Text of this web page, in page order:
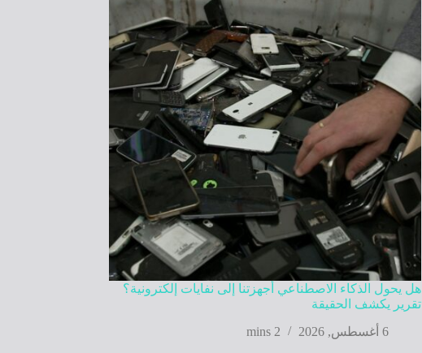
هل يحول الذكاء الاصطناعي أجهزتنا إلى نفايات إلكترونية؟
تقرير يكشف الحقيقة
6 أغسطس, 2026
2 mins